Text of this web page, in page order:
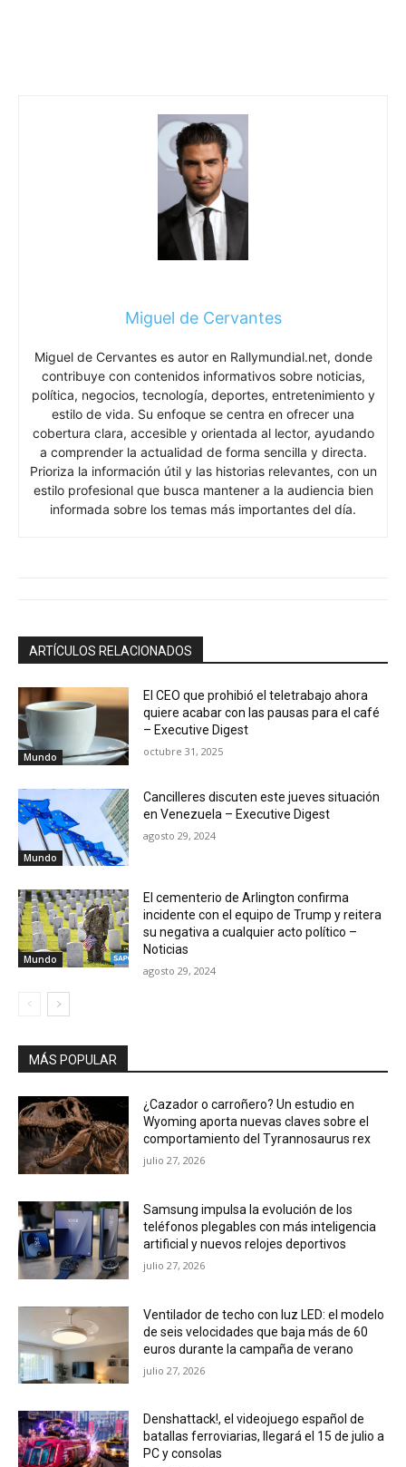
Miguel de Cervantes
Miguel de Cervantes es autor en Rallymundial.net, donde
contribuye con contenidos informativos sobre noticias,
política, negocios, tecnología, deportes, entretenimiento y
estilo de vida. Su enfoque se centra en ofrecer una
cobertura clara, accesible y orientada al lector, ayudando
a comprender la actualidad de forma sencilla y directa.
Prioriza la información útil y las historias relevantes, con un
estilo profesional que busca mantener a la audiencia bien
informada sobre los temas más importantes del día.
ARTÍCULOS RELACIONADOS
Mundo
El CEO que prohibió el teletrabajo ahora
quiere acabar con las pausas para el café
– Executive Digest
octubre 31, 2025
Mundo
Cancilleres discuten este jueves situación
en Venezuela – Executive Digest
agosto 29, 2024
Mundo
El cementerio de Arlington confirma
incidente con el equipo de Trump y reitera
su negativa a cualquier acto político –
Noticias
agosto 29, 2024
MÁS POPULAR
¿Cazador o carroñero? Un estudio en
Wyoming aporta nuevas claves sobre el
comportamiento del Tyrannosaurus rex
julio 27, 2026
Samsung impulsa la evolución de los
teléfonos plegables con más inteligencia
artificial y nuevos relojes deportivos
julio 27, 2026
Ventilador de techo con luz LED: el modelo
de seis velocidades que baja más de 60
euros durante la campaña de verano
julio 27, 2026
Denshattack!, el videojuego español de
batallas ferroviarias, llegará el 15 de julio a
PC y consolas